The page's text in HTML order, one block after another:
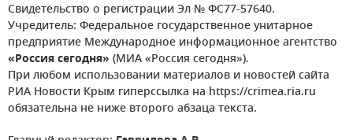
Свидетельство о регистрации Эл № ФС77-57640.
Учредитель: Федеральное государственное унитарное
предприятие Международное информационное агентство
«Россия сегодня» (МИА «Россия сегодня»).
При любом использовании материалов и новостей сайта
РИА Новости Крым гиперссылка на https://crimea.ria.ru
обязательна не ниже второго абзаца текста.